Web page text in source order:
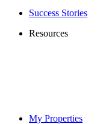
Success Stories
Resources
My Properties